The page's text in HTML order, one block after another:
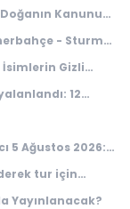
Kanunu
- Sturm
İsimlerin Gizli
12
5 Ağustos 2026:
tur için
Yayınlanacak?